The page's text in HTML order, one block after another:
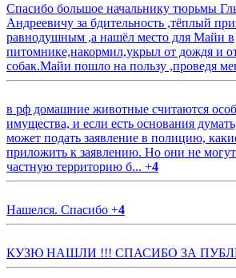
Спасибо большое начальнику тюрьмы
Андреевичу за бдительность ,тёплый
равнодушным ,а нашёл место для Майи в
питомнике,накормил,укрыл от дождя и
собак.Майи пошло на пользу ,проведя
в рф домашние животные считаются
имущества, и если есть основания
может подать заявление в полицию,
приложить к заявлению. Но они не могут
частную территорию б... +4
Нашелся. Спасибо +4
КУЗЮ НАШЛИ !!! СПАСИБО ЗА